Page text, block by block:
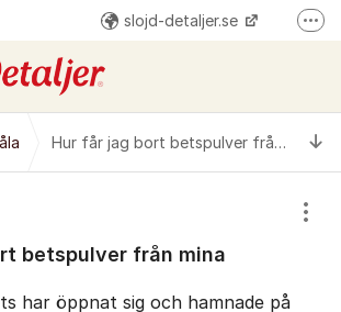
slojd-detaljer.se
Hur får jag bort betspulver från mina kläder?
betspulver från mina
har öppnat sig och hamnade på